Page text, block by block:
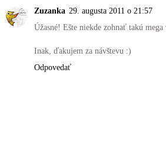
Zuzanka 29. augusta 2011 o 21:57
Úžasné! Ešte niekde zohnať takú
Inak, ďakujem za návštevu :)
Odpovedať